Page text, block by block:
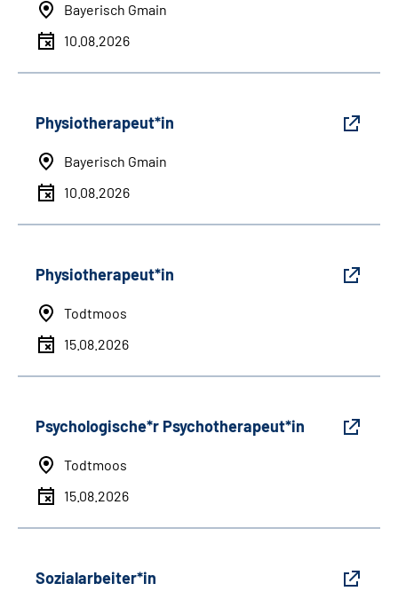
Bayerisch Gmain
10.08.2026
Physiotherapeut*in
Bayerisch Gmain
10.08.2026
Physiotherapeut*in
Todtmoos
15.08.2026
Psychologische*r Psychotherapeut*in
Todtmoos
15.08.2026
Sozialarbeiter*in